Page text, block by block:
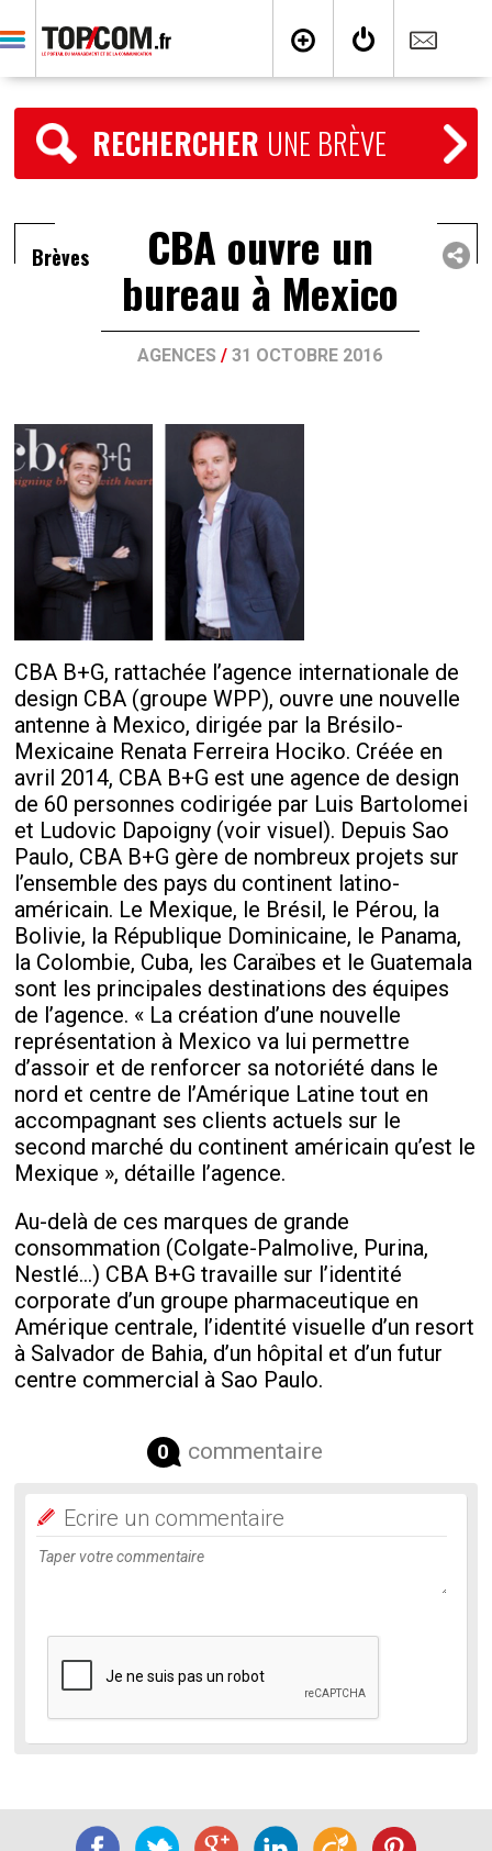
RECHERCHER UNE BRÈVE
Brèves CBA ouvre un
bureau à Mexico
AGENCES /31 OCTOBRE 2016
CBA B+G, rattachée l’agence internationale de
design CBA (groupe WPP), ouvre une nouvelle
antenne à Mexico, dirigée par la Brésilo-
Mexicaine Renata Ferreira Hociko. Créée en
avril 2014, CBA B+G est une agence de design
de 60 personnes codirigée par Luis Bartolomei
et Ludovic Dapoigny (voir visuel). Depuis Sao
Paulo, CBA B+G gère de nombreux projets sur
l’ensemble des pays du continent latino-
américain. Le Mexique, le Brésil, le Pérou, la
Bolivie, la République Dominicaine, le Panama,
la Colombie, Cuba, les Caraïbes et le Guatemala
sont les principales destinations des équipes
de l’agence. « La création d’une nouvelle
représentation à Mexico va lui permettre
d’assoir et de renforcer sa notoriété dans le
nord et centre de l’Amérique Latine tout en
accompagnant ses clients actuels sur le
second marché du continent américain qu’est le
Mexique », détaille l’agence.
Au-delà de ces marques de grande
consommation (Colgate-Palmolive, Purina,
Nestlé…) CBA B+G travaille sur l’identité
corporate d’un groupe pharmaceutique en
Amérique centrale, l’identité visuelle d’un resort
à Salvador de Bahia, d’un hôpital et d’un futur
centre commercial à Sao Paulo.
0 commentaire
Ecrire un commentaire